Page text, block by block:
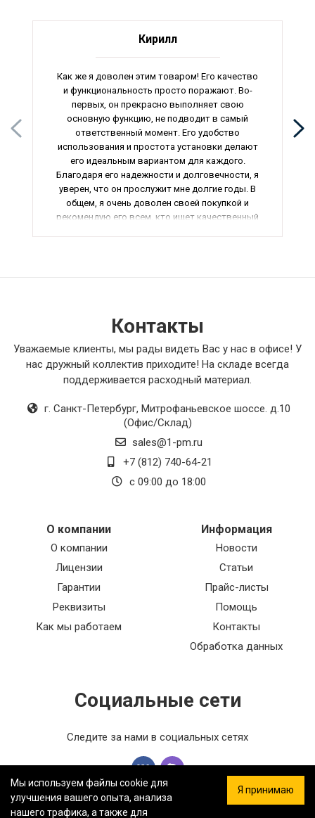
Кирилл
Как же я доволен этим товаром! Его качество
и функциональность просто поражают. Во-
первых, он прекрасно выполняет свою
основную функцию, не подводит в самый
ответственный момент. Его удобство
использования и простота установки делают
его идеальным вариантом для каждого.
Благодаря его надежности и долговечности, я
уверен, что он прослужит мне долгие годы. В
общем, я очень доволен своей покупкой и
рекомендую его всем, кто ищет качественный
Контакты
Уважаемые клиенты, мы рады видеть Вас у нас в офисе! У
нас дружный коллектив приходите! На складе всегда
поддерживается расходный материал.
г. Санкт-Петербург, Митрофаньевское шоссе. д.10
(Офис/Склад)
sales@1-pm.ru
+7 (812) 740-64-21
с 09:00 до 18:00
О компании
О компании
Лицензии
Гарантии
Реквизиты
Как мы работаем
Информация
Новости
Статьи
Прайс-листы
Помощь
Контакты
Обработка данных
Социальные сети
Следите за нами в социальных сетях
Мы используем файлы cookie для
улучшения вашего опыта, анализа
нашего трафика, а также для
Я принимаю